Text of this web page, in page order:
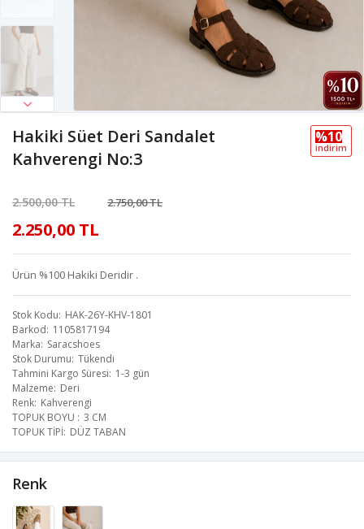
Hakiki Süet Deri Sandalet
Kahverengi No:3
2.500,00 TL
2.250,00 TL
2.750,00 TL
%10
i̇ndi̇ri̇m
Ürün %100 Hakiki Deridir .
Stok Kodu HAK-26Y-KHV-1801
Barkod 1105817194
Marka Saracshoes
Stok Durumu Tükendi
Tahmini Kargo Süresi 1-3 gün
Malzeme Deri
Renk Kahverengi
TOPUK BOYU
3 CM
TOPUK TİPİ DÜZ TABAN
Renk